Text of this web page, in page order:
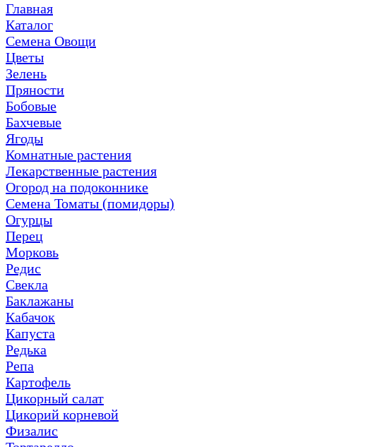
Главная
Каталог
Семена Овощи
Цветы
Зелень
Пряности
Бобовые
Бахчевые
Ягоды
Комнатные растения
Лекарственные растения
Огород на подоконнике
Семена Томаты (помидоры)
Огурцы
Перец
Морковь
Редис
Свекла
Баклажаны
Кабачок
Капуста
Редька
Репа
Картофель
Цикорный салат
Цикорий корневой
Физалис